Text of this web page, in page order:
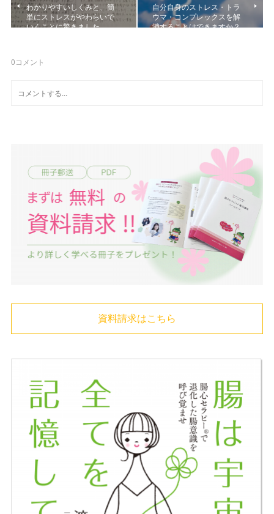
わかりやすいしくみと、簡
単にストレスがやわらいで
いくことに驚きました。…
自分自身のストレス・トラ
ウマ・コンプレックスを解
消することはできますか？
0コメント
資料請求はこちら